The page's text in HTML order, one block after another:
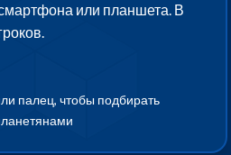
или планшета. В
палец, чтобы подбирать